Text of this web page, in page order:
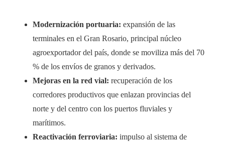
Modernización portuaria: expansión de las
terminales en el Gran Rosario, principal núcleo
agroexportador del país, donde se moviliza más del 70
% de los envíos de granos y derivados.
Mejoras en la red vial: recuperación de los
corredores productivos que enlazan provincias del
norte y del centro con los puertos fluviales y
marítimos.
Reactivación ferroviaria: impulso al sistema de